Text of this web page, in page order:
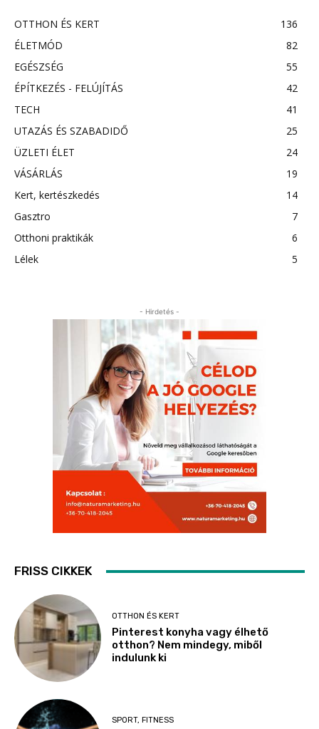
OTTHON ÉS KERT
136
ÉLETMÓD
82
EGÉSZSÉG
55
ÉPÍTKEZÉS - FELÚJÍTÁS
42
TECH
41
UTAZÁS ÉS SZABADIDŐ
25
ÜZLETI ÉLET
24
VÁSÁRLÁS
19
Kert, kertészkedés
14
Gasztro
7
Otthoni praktikák
6
Lélek
5
- Hirdetés -
FRISS CIKKEK
OTTHON ÉS KERT
Pinterest konyha vagy élhető
otthon? Nem mindegy, miből
indulunk ki
SPORT, FITNESS